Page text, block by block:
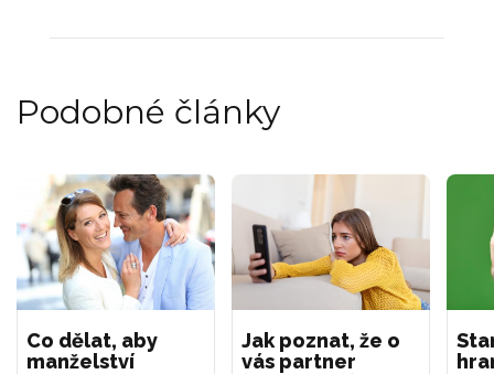
Podobné články
Co dělat, aby
manželství
Jak poznat, že o
vás partner